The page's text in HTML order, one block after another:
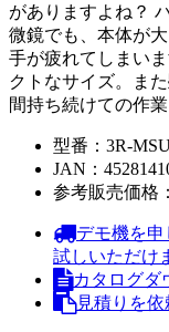
がありますよね？
微鏡でも、本体が
手が疲れてしまい
クトなサイズ。ま
間持ち続けての作
型番： 3R-
JAN：
参考販売価格：
デモ機を申
試しいただけ
カタログダ
見積りを依